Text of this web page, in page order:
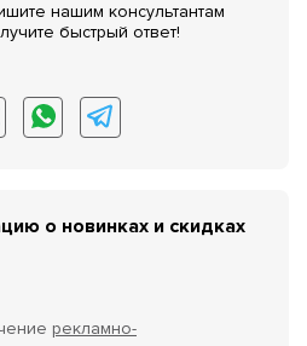
нашим консультантам
быстрый ответ!
о новинках и скидках
рекламно-